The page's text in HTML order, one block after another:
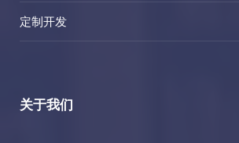
定制开发
关于我们